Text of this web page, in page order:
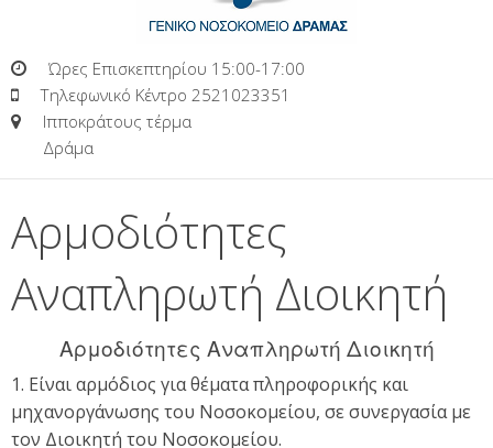
Ώρες Επισκεπτηρίου 15:00-17:00
Τηλεφωνικό Κέντρο 2521023351
Ιπποκράτους τέρμα
Δράμα
Αρμοδιότητες
Αναπληρωτή Διοικητή
Αρμοδιότητες Αναπληρωτή Διοικητή
1. Είναι αρμόδιος για θέματα πληροφορικής και
μηχανοργάνωσης του Νοσοκομείου, σε συνεργασία με
τον Διοικητή του Νοσοκομείου.